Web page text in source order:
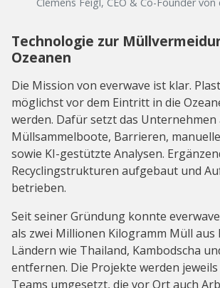
Technologie zur
Ozeanen
Die Mission von everwave ist klar.
möglichst vor dem Eintritt in die
werden. Dafür setzt das Unternehmen
Müllsammelboote, Barrieren,
sowie KI-gestützte Analysen.
Recyclingstrukturen aufgebaut und
betrieben.
Seit seiner Gründung konnte
als zwei Millionen Kilogramm Müll aus
Ländern wie Thailand, Kambodscha
entfernen. Die Projekte werden
Teams umgesetzt, die vor Ort auch